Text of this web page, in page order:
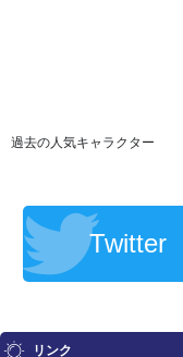
過去の人気キャラクター
Twitter
リンク